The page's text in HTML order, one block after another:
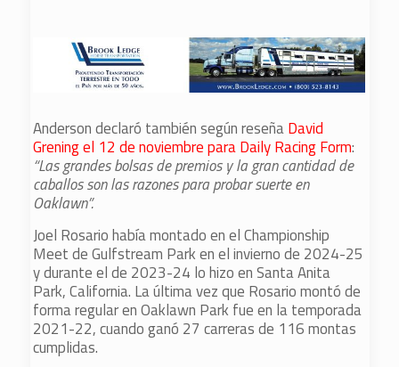
Anderson declaró también según reseñaDavid
Grening el 12 de noviembre para Daily Racing Form:
“Las grandes bolsas de premios y la gran cantidad de
caballos son las razones para probar suerte en
Oaklawn”.
Joel Rosario había montado en el Championship
Meet de Gulfstream Park en el invierno de 2024-25
y durante el de 2023-24 lo hizo en Santa Anita
Park, California. La última vez que Rosario montó de
forma regular en Oaklawn Park fue en la temporada
2021-22, cuando ganó 27 carreras de 116 montas
cumplidas.